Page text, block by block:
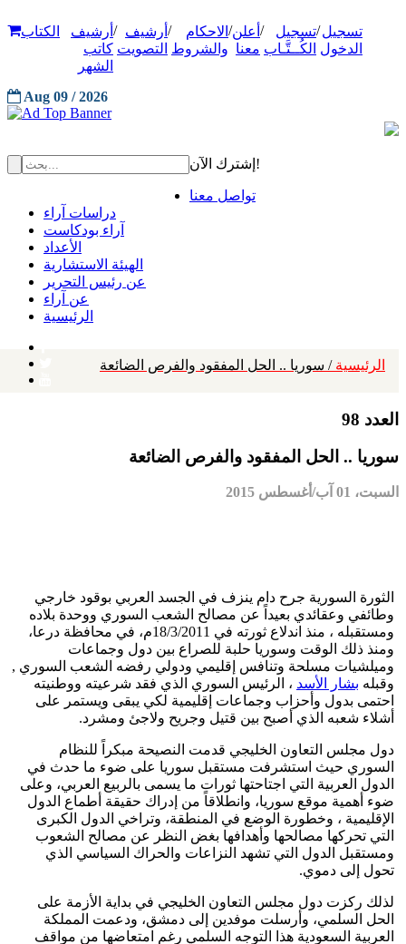
تسجيل
الدخول
/تسجيل
الكُــتَّـاب
/ أعلن
معنا
/ الاحكام
والشروط
/ أرشيف
التصويت
/ أرشيف
كاتب
الشهر
الكتاب
Aug 09 / 2026
إشترك الآن!
تواصل معنا
دراسات آراء
آراء بودكاست
الأعداد
الهيئة الاستشارية
عن رئيس التحرير
عن آراء
الرئيسية
الرئيسية / سوريا .. الحل المفقود والفرص الضائعة
العدد 98
سوريا .. الحل المفقود والفرص الضائعة
السبت، 01 آب/أغسطس 2015
الثورة السورية جرح دام ينزف في الجسد العربي بوقود خارجي
وطائفي وعقائدي بعيداً عن مصالح الشعب السوري ووحدة بلاده
ومستقبله ، منذ اندلاع ثورته في 18/3/2011م، في محافظة درعا،
ومنذ ذلك الوقت وسوريا حلبة للصراع بين دول وجماعات
وميلشيات مسلحة وتنافس إقليمي ودولي رفضه الشعب السوري ,
وقبله بشار الأسد ، الرئيس السوري الذي فقد شرعيته ووطنيته
احتمى بدول وأحزاب وجماعات إقليمية لكي يبقى ويستمر على
أشلاء شعبه الذي أصبح بين قتيل وجريح ولاجئ ومشرد.
دول مجلس التعاون الخليجي قدمت النصيحة مبكراً للنظام
السوري حيث استشرفت مستقبل سوريا على ضوء ما حدث في
الدول العربية التي اجتاحتها ثورات ما يسمى بالربيع العربي، وعلى
ضوء أهمية موقع سوريا، وانطلاقاً من إدراك حقيقة أطماع الدول
الإقليمية ، وخطورة الوضع في المنطقة، وتراخي الدول الكبرى
التي تحركها مصالحها وأهدافها بغض النظر عن مصالح الشعوب
ومستقبل الدول التي تشهد النزاعات والحراك السياسي الذي
تحول إلى دموي.
لذلك ركزت دول مجلس التعاون الخليجي في بداية الأزمة على
الحل السلمي، وأرسلت موفدين إلى دمشق، ودعمت المملكة
العربية السعودية هذا التوجه السلمي رغم امتعاضها من مواقف